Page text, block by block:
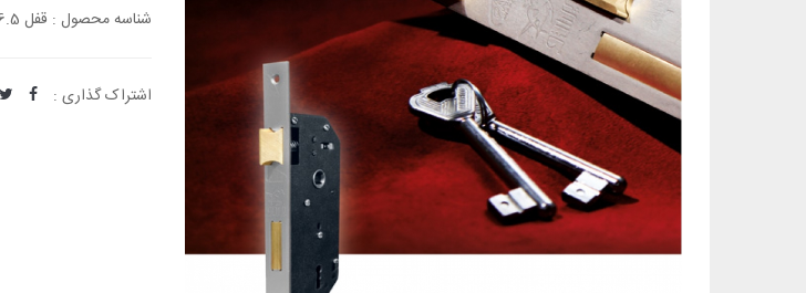
شناسه محصول : قفل 6.5 کلیدی پرستو
اشتراک گذاری :